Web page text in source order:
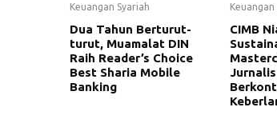
Keuangan Syariah
Dua Tahun Berturut-
turut, Muamalat DIN
Raih Reader’s Choice
Best Sharia Mobile
Banking
Keuangan
CIMB